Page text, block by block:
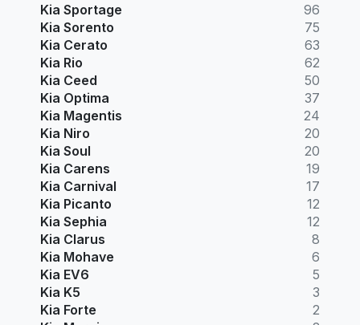
Kia Sportage
96
Kia Sorento
75
Kia Cerato
63
Kia Rio
62
Kia Ceed
50
Kia Optima
37
Kia Magentis
24
Kia Niro
20
Kia Soul
20
Kia Carens
19
Kia Carnival
17
Kia Picanto
12
Kia Sephia
12
Kia Clarus
8
Kia Mohave
6
Kia EV6
5
Kia K5
3
Kia Forte
2